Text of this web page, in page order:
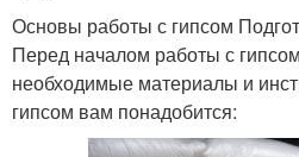
Основы работы с гипсом
Перед началом работы с
необходимые материалы и
гипсом вам понадобится: